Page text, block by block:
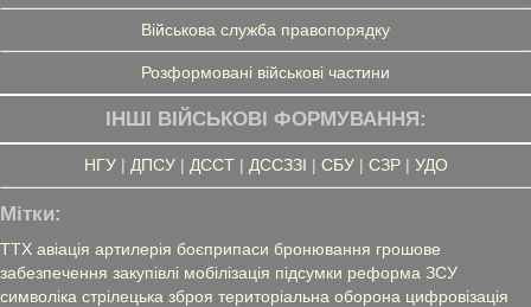
Військова служба правопорядку
Розформовані військові частини
ІНШІ ВІЙСЬКОВІ ФОРМУВАННЯ:
НГУ| ДПСУ| ДССТ| ДССЗЗІ | СБУ| СЗР| УДО
Мітки:
ТТХ авіація артилерія боєприпаси бронювання грошове
забезпечення закупівлі мобілізація підсумки реформа ЗСУ
символіка стрілецька зброя територіальна оборона цифровізація